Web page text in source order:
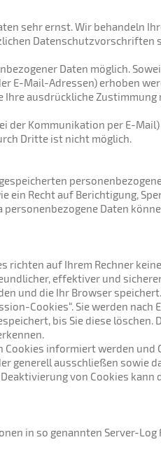
sehr ernst. Wir behandeln
Datenschutzvorschriften
Daten möglich.
E-Mail-Adressen) erhoben
ausdrückliche
der Kommunikation per E-
Dritte ist nicht möglich.
ein Recht auf Berichtigung,
Daten
auf Ihrem Rechner
effektiver und
und die Ihr Browser speichert.
Cookies“. Sie werden nach
bis Sie diese löschen.
Cookies informiert werden und
generell ausschließen sowie
von Cookies
in so genannten Server-Log